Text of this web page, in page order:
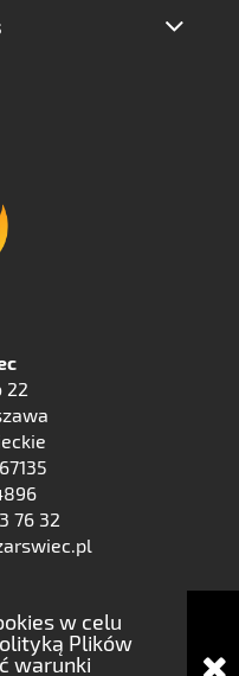
w celu
Plików
warunki
22
76 32